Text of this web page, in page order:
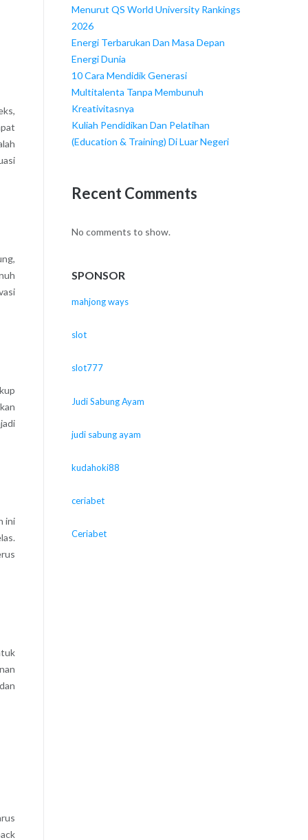
ini
Menurut QS World University Rankings
2026
Energi Terbarukan Dan Masa Depan
Energi Dunia
10 Cara Mendidik Generasi
Multitalenta Tanpa Membunuh
Kreativitasnya
Kuliah Pendidikan Dan Pelatihan
(Education & Training) Di Luar Negeri
Recent Comments
No comments to show.
SPONSOR
mahjong ways
slot
slot777
Judi Sabung Ayam
judi sabung ayam
kudahoki88
ceriabet
Ceriabet